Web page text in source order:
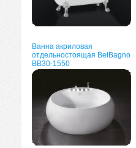
Ванна акриловая
отдельностоящая BelBagno
BB30-1550